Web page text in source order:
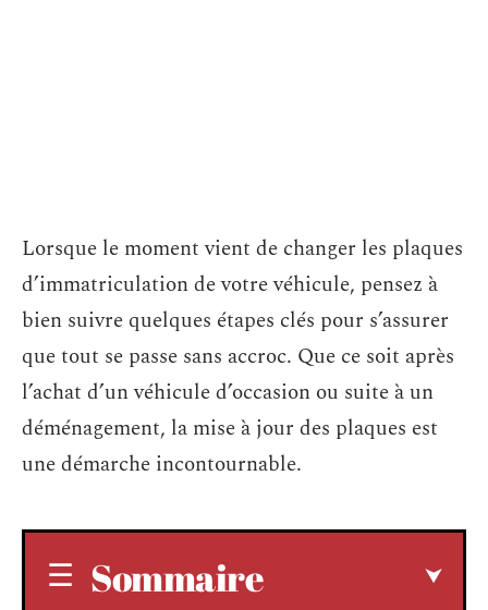
Lorsque le moment vient de changer les plaques
d’immatriculation de votre véhicule, pensez à
bien suivre quelques étapes clés pour s’assurer
que tout se passe sans accroc. Que ce soit après
l’achat d’un véhicule d’occasion ou suite à un
déménagement, la mise à jour des plaques est
une démarche incontournable.
Sommaire